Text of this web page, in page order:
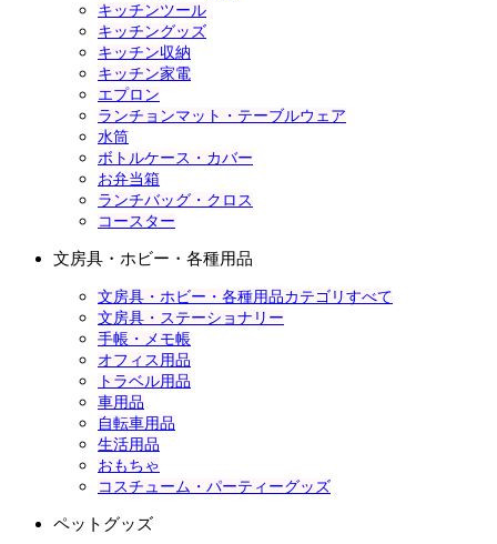
キッチンツール
キッチングッズ
キッチン収納
キッチン家電
エプロン
ランチョンマット・テーブルウェア
水筒
ボトルケース・カバー
お弁当箱
ランチバッグ・クロス
コースター
文房具・ホビー・各種用品
文房具・ホビー・各種用品カテゴリすべて
文房具・ステーショナリー
手帳・メモ帳
オフィス用品
トラベル用品
車用品
自転車用品
生活用品
おもちゃ
コスチューム・パーティーグッズ
ペットグッズ